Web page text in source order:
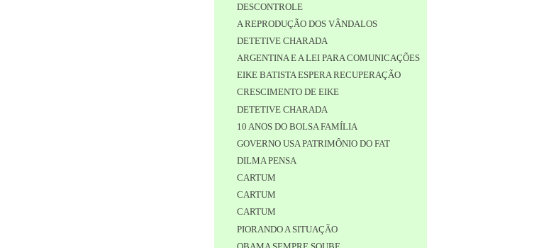
DESCONTROLE
A REPRODUÇÃO DOS VÂNDALOS
DETETIVE CHARADA
ARGENTINA E A LEI PARA COMUNICAÇÕES
EIKE BATISTA ESPERA RECUPERAÇÃO
CRESCIMENTO DE EIKE
DETETIVE CHARADA
10 ANOS DO BOLSA FAMÍLIA
GOVERNO USA PATRIMÔNIO DO FAT
DILMA PENSA
CARTUM
CARTUM
CARTUM
PIORANDO A SITUAÇÃO